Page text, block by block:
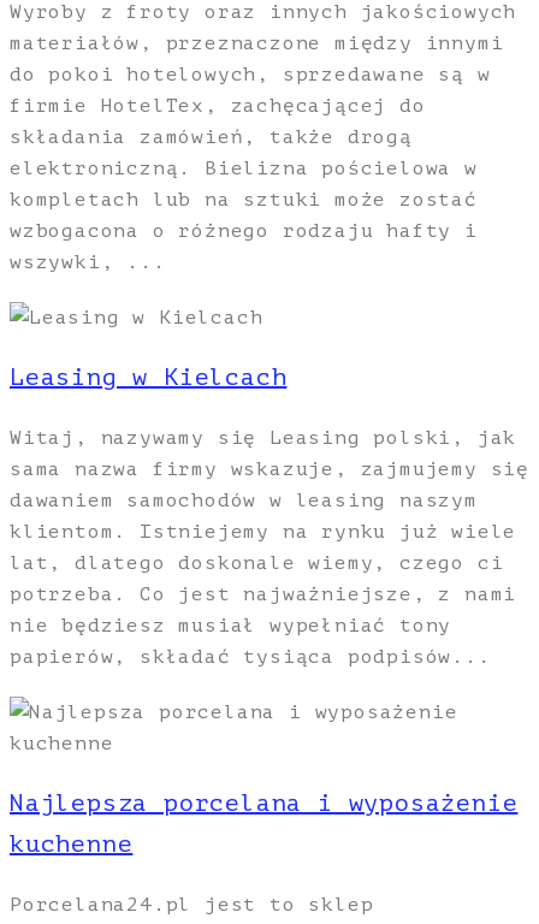
Wyroby z froty oraz innych jakościowych
materiałów, przeznaczone między innymi
do pokoi hotelowych, sprzedawane są w
firmie HotelTex, zachęcającej do
składania zamówień, także drogą
elektroniczną. Bielizna pościelowa w
kompletach lub na sztuki może zostać
wzbogacona o różnego rodzaju hafty i
wszywki, ...
Leasing w Kielcach
Witaj, nazywamy się Leasing polski, jak
sama nazwa firmy wskazuje, zajmujemy się
dawaniem samochodów w leasing naszym
klientom. Istniejemy na rynku już wiele
lat, dlatego doskonale wiemy, czego ci
potrzeba. Co jest najważniejsze, z nami
nie będziesz musiał wypełniać tony
papierów, składać tysiąca podpisów...
Najlepsza porcelana i wyposażenie
kuchenne
Porcelana24.pl jest to sklep